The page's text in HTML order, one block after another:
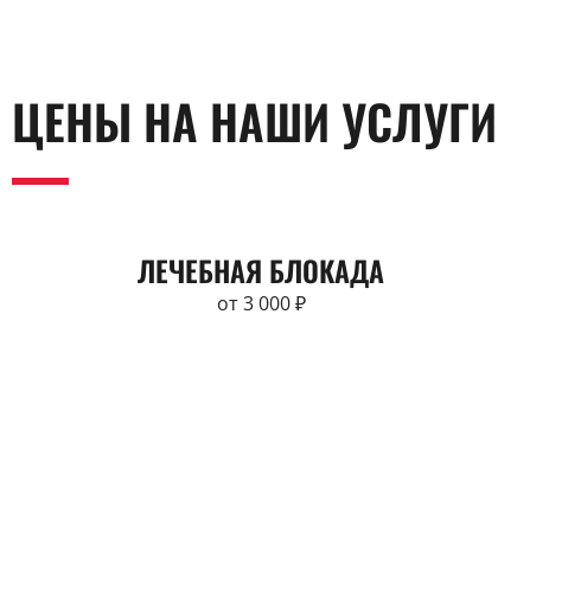
ЦЕНЫ НА НАШИ УСЛУГИ
ЛЕЧЕБНАЯ БЛОКАДА
от 3 000 ₽